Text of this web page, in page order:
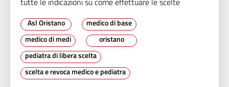
Asl Oristano
medico di base
medico di medi
oristano
pediatra di libera scelta
scelta e revoca medico e pediatra